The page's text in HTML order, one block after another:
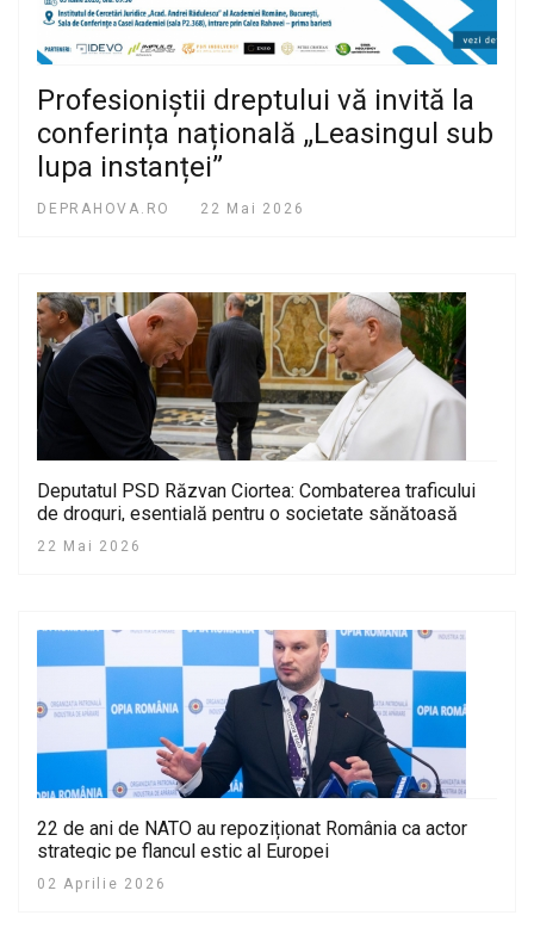
Profesioniștii dreptului vă invită la
conferința națională „Leasingul sub
lupa instanței”
DEPRAHOVA.RO 22 Mai 2026
Deputatul PSD Răzvan Ciortea: Combaterea traficului
de droguri, esențială pentru o societate sănătoasă
22 Mai 2026
22 de ani de NATO au repoziționat România ca actor
strategic pe flancul estic al Europei
02 Aprilie 2026